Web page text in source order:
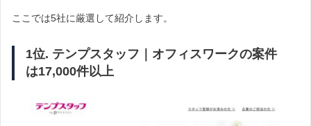
ここでは5社に厳選して紹介します。
1位. テンプスタッフ｜オフィスワークの案件
は17,000件以上